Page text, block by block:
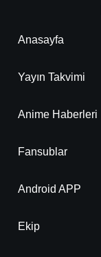
Anasayfa
Yayın Takvimi
Anime Haberleri
Fansublar
Android APP
Ekip